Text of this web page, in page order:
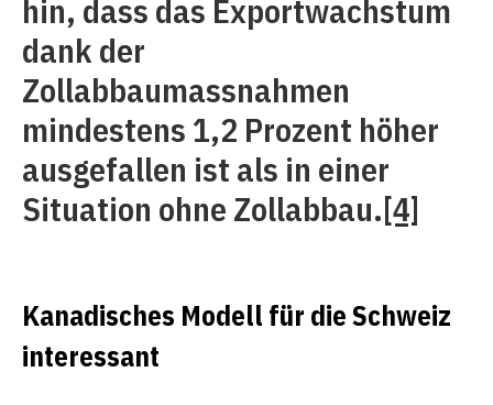
hin, dass das Exportwachstum
dank der
Zollabbaumassnahmen
mindestens 1,2 Prozent höher
ausgefallen ist als in einer
Situation ohne Zollabbau.[4]
Kanadisches Modell für die Schweiz
interessant